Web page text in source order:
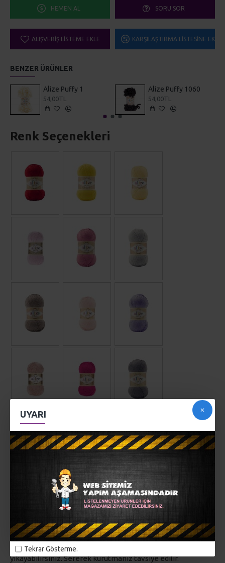
UYARI
Tekrar Gösterme.
HEMEN AL SORU SOR
ALIŞVERIŞ LISTEME EKLE KARŞILAŞTIRMA LISTESINE EKLE
BENZER ÜRÜNLER
Alize Puffy 1
54,00TL
Alize Puffy 1060
54,00TL
Renk Seçenekleri
AÇIKLAMA
Alize Diva ipliği, yumuşak dokusu ve parlak görünümüyle
örgü projelerinize şıklık katar.
Nefes alabilen, parlak ve hafif yapısı sayesinde yazlık
giysiler için ideal olan bu iplik,
mikrofiber akrilik sayesinde dayanıklıdır ve yıkamalarda
Alize Diva ile ördüğünüz ürünleri hassas ayarda 30°de
yıkayabilirsiniz. Sererek kurutmanız tavsiye edilir.